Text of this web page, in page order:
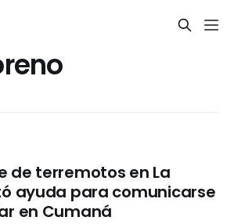
de terremotos en La
ayuda para comunicarse
en Cumaná